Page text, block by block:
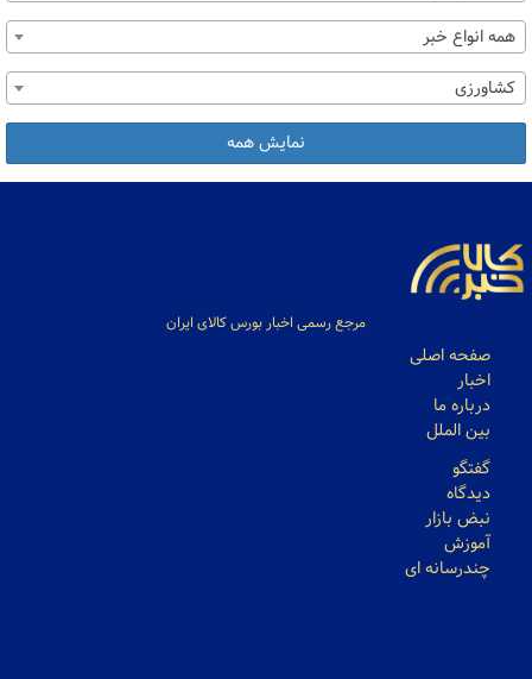
همه انواع خبر
کشاورزی
نمایش همه
مرجع رسمی اخبار بورس کالای ایران
صفحه اصلی
اخبار
درباره ما
بین الملل
گفتگو
دیدگاه
نبض بازار
آموزش
چندرسانه ای